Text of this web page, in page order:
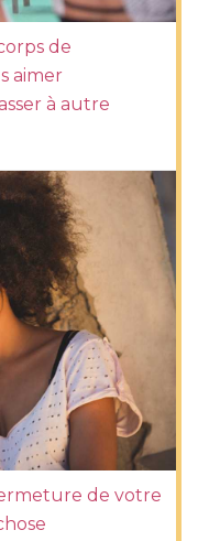
de
aimer
à autre
de votre